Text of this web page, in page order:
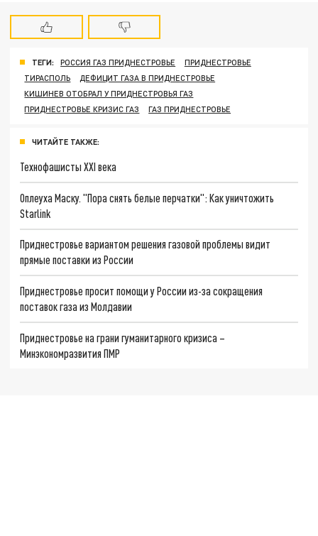
ТЕГИ: РОССИЯ ГАЗ ПРИДНЕСТРОВЬЕ
ПРИДНЕСТРОВЬЕ
ТИРАСПОЛЬ
ДЕФИЦИТ ГАЗА В ПРИДНЕСТРОВЬЕ
КИШИНЕВ ОТОБРАЛ У ПРИДНЕСТРОВЬЯ ГАЗ
ПРИДНЕСТРОВЬЕ КРИЗИС ГАЗ
ГАЗ ПРИДНЕСТРОВЬЕ
ЧИТАЙТЕ ТАКЖЕ:
Технофашисты XXI века
Оплеуха Маску. "Пора снять белые перчатки": Как уничтожить
Starlink
Приднестровье вариантом решения газовой проблемы видит
прямые поставки из России
Приднестровье просит помощи у России из-за сокращения
поставок газа из Молдавии
Приднестровье на грани гуманитарного кризиса –
Минэкономразвития ПМР